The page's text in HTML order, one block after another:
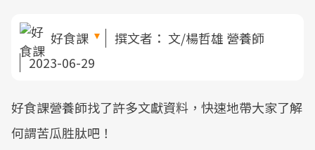
好食課 撰文者： 文/楊哲雄 營養師
2023-06-29
好食課營養師找了許多文獻資料，快速地帶大家了解
何謂苦瓜胜肽吧！